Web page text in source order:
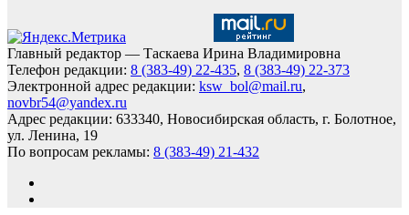
Главный редактор — Таскаева Ирина Владимировна
Телефон редакции: 8 (383-49) 22-435, 8 (383-49) 22-373
Электронной адрес редакции: ksw_bol@mail.ru,
novbr54@yandex.ru
Адрес редакции: 633340, Новосибирская область, г. Болотное,
ул. Ленина, 19
По вопросам рекламы: 8 (383-49) 21-432